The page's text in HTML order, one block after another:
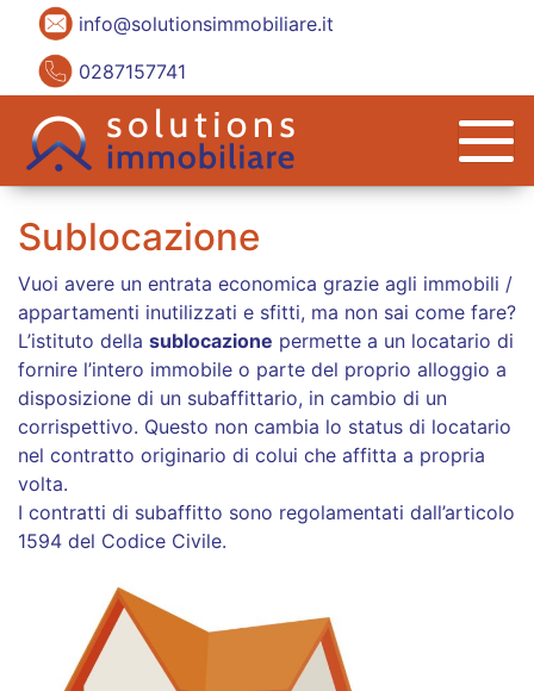
info@solutionsimmobiliare.it
0287157741
Sublocazione
Vuoi avere un entrata economica grazie agli immobili /
appartamenti inutilizzati e sfitti, ma non sai come fare?
L’istituto della sublocazione permette a un locatario di
fornire l’intero immobile o parte del proprio alloggio a
disposizione di un subaffittario, in cambio di un
corrispettivo. Questo non cambia lo status di locatario
nel contratto originario di colui che affitta a propria
volta.
I contratti di subaffitto sono regolamentati dall’articolo
1594 del Codice Civile.